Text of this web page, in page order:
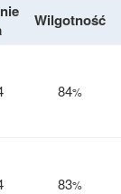
Wilgotność
84%
83%